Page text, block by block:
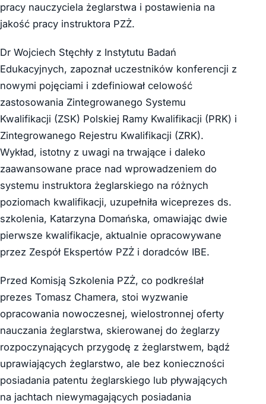
pracy nauczyciela żeglarstwa i postawienia na
jakość pracy instruktora PZŻ.
Dr Wojciech Stęchły z Instytutu Badań
Edukacyjnych, zapoznał uczestników konferencji z
nowymi pojęciami i zdefiniował celowość
zastosowania Zintegrowanego Systemu
Kwalifikacji (ZSK) Polskiej Ramy Kwalifikacji (PRK) i
Zintegrowanego Rejestru Kwalifikacji (ZRK).
Wykład, istotny z uwagi na trwające i daleko
zaawansowane prace nad wprowadzeniem do
systemu instruktora żeglarskiego na różnych
poziomach kwalifikacji, uzupełniła wiceprezes ds.
szkolenia, Katarzyna Domańska, omawiając dwie
pierwsze kwalifikacje, aktualnie opracowywane
przez Zespół Ekspertów PZŻ i doradców IBE.
Przed Komisją Szkolenia PZŻ, co podkreślał
prezes Tomasz Chamera, stoi wyzwanie
opracowania nowoczesnej, wielostronnej oferty
nauczania żeglarstwa, skierowanej do żeglarzy
rozpoczynających przygodę z żeglarstwem, bądź
uprawiających żeglarstwo, ale bez konieczności
posiadania patentu żeglarskiego lub pływających
na jachtach niewymagających posiadania